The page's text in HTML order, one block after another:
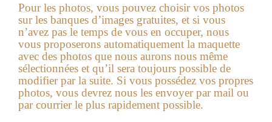
Pour les photos, vous pouvez choisir vos photos
sur les banques d’images gratuites, et si vous
n’avez pas le temps de vous en occuper, nous
vous proposerons automatiquement la maquette
avec des photos que nous aurons nous même
sélectionnées et qu’il sera toujours possible de
modifier par la suite. Si vous possédez vos propres
photos, vous devrez nous les envoyer par mail ou
par courrier le plus rapidement possible.